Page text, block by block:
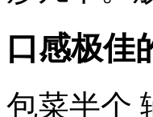
口感极佳
包菜半个